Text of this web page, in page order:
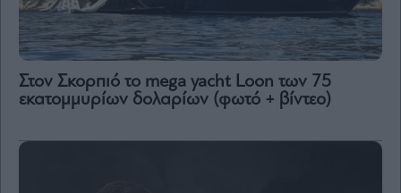
Στον Σκορπιό το mega yacht Loon των 75
εκατομμυρίων δολαρίων (φωτό + βίντεο)